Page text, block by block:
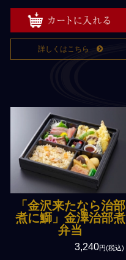
サイトマップ
会社概要
特定商取引法に基づく表記
詳しくはこちら
「金沢来たなら治部
煮に鰤」金澤治部煮
弁当
3,240円(税込)